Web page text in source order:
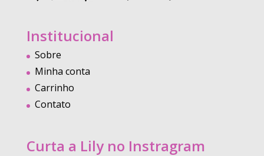
Institucional
Sobre
Minha conta
Carrinho
Contato
Curta a Lily no Instragram